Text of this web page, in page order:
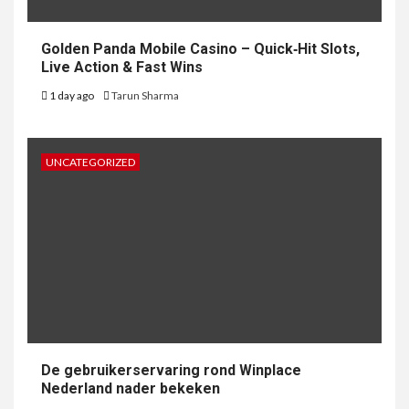
Golden Panda Mobile Casino – Quick‑Hit Slots,
Live Action & Fast Wins
1 day ago Tarun Sharma
UNCATEGORIZED
De gebruikerservaring rond Winplace
Nederland nader bekeken